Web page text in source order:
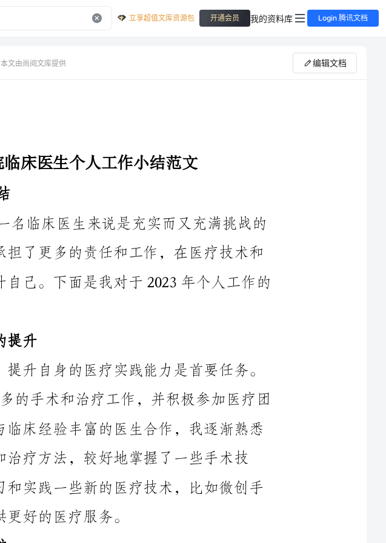
立享超值文库资源包 开通会员 我的资料库 Login 腾讯文档
本文由尚阅文库提供 编辑文档
倾听患者的意见和需求，我更好地理解了他们的疾病和困扰，并
沟通技巧等方面不断提升自己。下面是我对于2023年个人工作的
了一些常见疾病的诊断和治疗方法，较好地掌握了一些手术技
巧。同时，我也主动学习和实践一些新的医疗技术，比如微创手
在2023年，我更加重视与患者之间的沟通和交流。通过耐心